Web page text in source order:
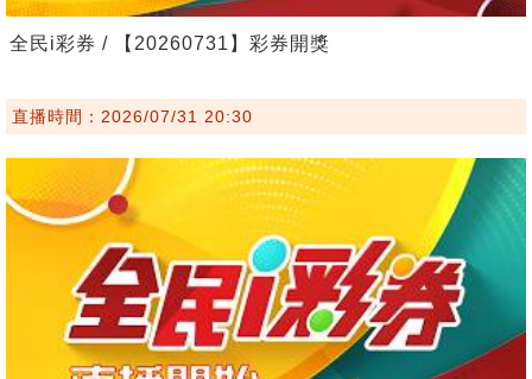
全民i彩券 / 【20260731】彩券開獎
直播時間：2026/07/31 20:30